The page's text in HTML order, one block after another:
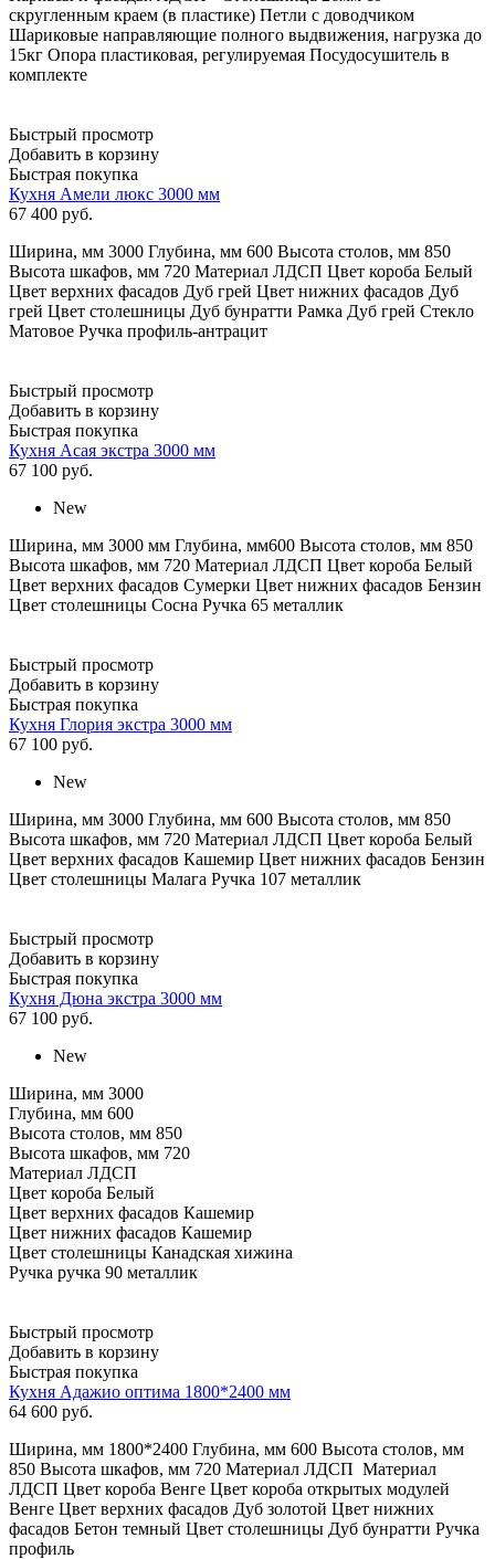
скругленным краем (в пластике) Петли с доводчиком
Шариковые направляющие полного выдвижения, нагрузка до
15кг Опора пластиковая, регулируемая Посудосушитель в
комплекте
Быстрый просмотр
Добавить в корзину
Быстрая покупка
Кухня Амели люкс 3000 мм
67 400 руб.
Ширина, мм 3000 Глубина, мм 600 Высота столов, мм 850
Высота шкафов, мм 720 Материал ЛДСП Цвет короба Белый
Цвет верхних фасадов Дуб грей Цвет нижних фасадов Дуб
грей Цвет столешницы Дуб бунратти Рамка Дуб грей Стекло
Матовое Ручка профиль-антрацит
Быстрый просмотр
Добавить в корзину
Быстрая покупка
Кухня Асая экстра 3000 мм
67 100 руб.
New
Ширина, мм 3000 мм Глубина, мм600 Высота столов, мм 850
Высота шкафов, мм 720 Материал ЛДСП Цвет короба Белый
Цвет верхних фасадов Сумерки Цвет нижних фасадов Бензин
Цвет столешницы Сосна Ручка 65 металлик
Быстрый просмотр
Добавить в корзину
Быстрая покупка
Кухня Глория экстра 3000 мм
67 100 руб.
New
Ширина, мм 3000 Глубина, мм 600 Высота столов, мм 850
Высота шкафов, мм 720 Материал ЛДСП Цвет короба Белый
Цвет верхних фасадов Кашемир Цвет нижних фасадов Бензин
Цвет столешницы Малага Ручка 107 металлик
Быстрый просмотр
Добавить в корзину
Быстрая покупка
Кухня Дюна экстра 3000 мм
67 100 руб.
New
Ширина, мм 3000
Глубина, мм 600
Высота столов, мм 850
Высота шкафов, мм 720
Материал ЛДСП
Цвет короба Белый
Цвет верхних фасадов Кашемир
Цвет нижних фасадов Кашемир
Цвет столешницы Канадская хижина
Ручка ручка 90 металлик
Быстрый просмотр
Добавить в корзину
Быстрая покупка
Кухня Адажио оптима 1800*2400 мм
64 600 руб.
Ширина, мм 1800*2400 Глубина, мм 600 Высота столов, мм
850 Высота шкафов, мм 720 Материал ЛДСП Материал
ЛДСП Цвет короба Венге Цвет короба открытых модулей
Венге Цвет верхних фасадов Дуб золотой Цвет нижних
фасадов Бетон темный Цвет столешницы Дуб бунратти Ручка
профиль